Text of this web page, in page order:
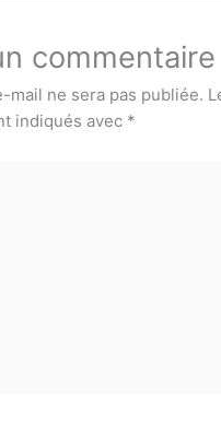
commentaire
mail ne sera pas publiée.
indiqués avec *